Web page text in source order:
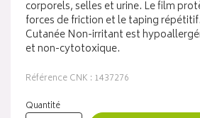
corporels, selles et urine. Le film
forces de friction et le taping
Cutanée Non-irritant est
et non-cytotoxique.
Référence CNK : 1437276
Quantité